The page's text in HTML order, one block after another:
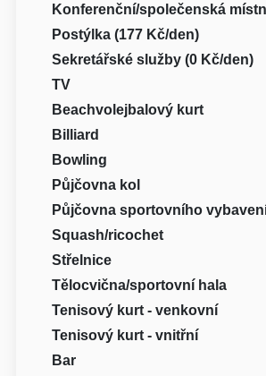
Konferenční/společenská
Postýlka (177 Kč/den)
Sekretářské služby (0 Kč/den)
TV
Beachvolejbalový kurt
Billiard
Bowling
Půjčovna kol
Půjčovna sportovního
Squash/ricochet
Střelnice
Tělocvična/sportovní hala
Tenisový kurt - venkovní
Tenisový kurt - vnitřní
Bar